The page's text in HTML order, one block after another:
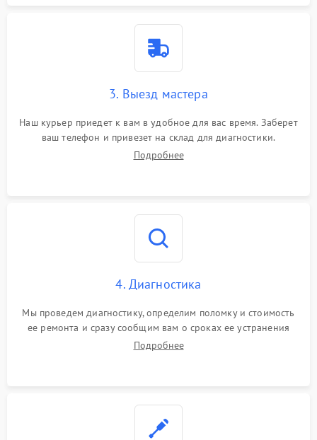
3. Выезд мастера
Наш курьер приедет к вам в удобное для вас время. Заберет
ваш телефон и привезет на склад для диагностики.
Подробнее
4. Диагностика
Мы проведем диагностику, определим поломку и стоимость
ее ремонта и сразу сообщим вам о сроках ее устранения
Подробнее